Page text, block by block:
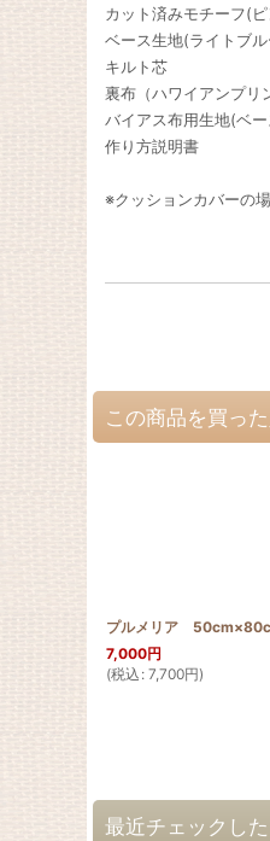
カット済みモチーフ(
ベース生地(ライトブ
キルト芯
裏布（ハワイアンプリ
バイアス布用生地(ベ
作り方説明書
※クッションカバーの
この商品を買っ
プルメリア
7,000円
(税込 : 7,700円)
最近チェックし